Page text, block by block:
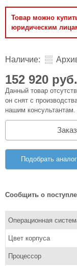
Товар можно
юридическим
Наличие:
152 920 руб.
Данный товар
он снят с
нашим консультантам.
Подобрать аналог
Сообщить о
Операционная
Цвет корпуса
Процессор